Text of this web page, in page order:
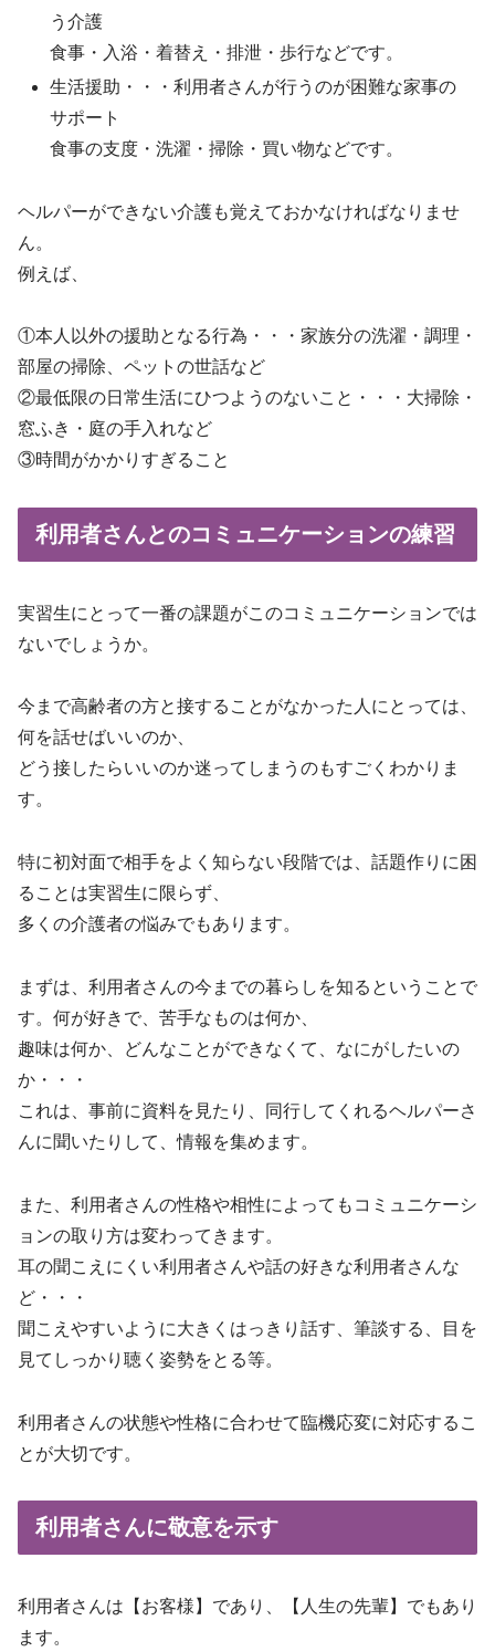
う介護
食事・入浴・着替え・排泄・歩行などです。
生活援助・・・利用者さんが行うのが困難な家事の
サポート
食事の支度・洗濯・掃除・買い物などです。
ヘルパーができない介護も覚えておかなければなりませ
ん。
例えば、
①本人以外の援助となる行為・・・家族分の洗濯・調理・
部屋の掃除、ペットの世話など
②最低限の日常生活にひつようのないこと・・・大掃除・
窓ふき・庭の手入れなど
③時間がかかりすぎること
利用者さんとのコミュニケーションの練習
実習生にとって一番の課題がこのコミュニケーションでは
ないでしょうか。
今まで高齢者の方と接することがなかった人にとっては、
何を話せばいいのか、
どう接したらいいのか迷ってしまうのもすごくわかりま
す。
特に初対面で相手をよく知らない段階では、話題作りに困
ることは実習生に限らず、
多くの介護者の悩みでもあります。
まずは、利用者さんの今までの暮らしを知るということで
す。何が好きで、苦手なものは何か、
趣味は何か、どんなことができなくて、なにがしたいの
か・・・
これは、事前に資料を見たり、同行してくれるヘルパーさ
んに聞いたりして、情報を集めます。
また、利用者さんの性格や相性によってもコミュニケーシ
ョンの取り方は変わってきます。
耳の聞こえにくい利用者さんや話の好きな利用者さんな
ど・・・
聞こえやすいように大きくはっきり話す、筆談する、目を
見てしっかり聴く姿勢をとる等。
利用者さんの状態や性格に合わせて臨機応変に対応するこ
とが大切です。
利用者さんに敬意を示す
利用者さんは【お客様】であり、【人生の先輩】でもあり
ます。